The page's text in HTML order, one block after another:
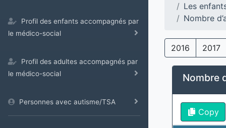
Profil des enfants accompagnés par
le médico-social
Profil des adultes accompagnés par
le médico-social
Personnes avec autisme/TSA
Les
Nombre
2016 2017
Nombre
Copy